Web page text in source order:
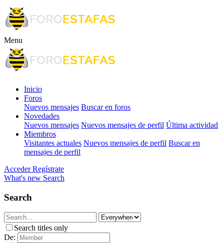
Menu
Inicio
Foros
Nuevos mensajes Buscar en foros
Novedades
Nuevos mensajes Nuevos mensajes de perfil Última actividad
Miembros
Visitantes actuales Nuevos mensajes de perfil Buscar en
mensajes de perfil
Acceder Regístrate
What's new Search
Search
Search titles only
De: